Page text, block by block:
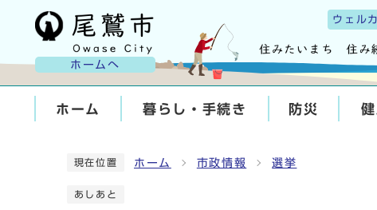
ホームへ
ウェル
ホーム 暮らし・手続き 防災
現在位置 ホーム 市政情報 選挙
あしあと